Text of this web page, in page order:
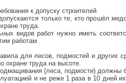
к допуску строителей
только те, кто прошёл
труда.
видов работ нужно иметь
работам.
для лесов, подмостей и других
охране труда на высоте.
(леса, подмости) должны
и не реже 1 раза в 10 дней